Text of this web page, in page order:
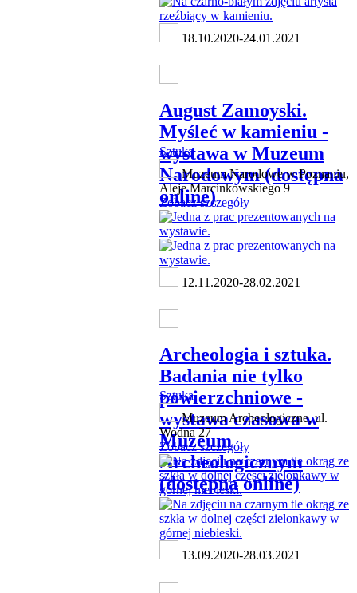
18.10.2020-24.01.2021
August Zamoyski.
Myśleć w kamieniu -
wystawa w Muzeum
Narodowym (dostępna
online)
Sztuka
Muzeum Narodowe w Poznaniu,
Aleje Marcinkowskiego 9
Zobacz szczegóły
12.11.2020-28.02.2021
Archeologia i sztuka.
Badania nie tylko
powierzchniowe -
wystawa czasowa w
Muzeum
Archeologicznym
(dostępna online)
Sztuka
Muzeum Archeologiczne, ul.
Wodna 27
Zobacz szczegóły
13.09.2020-28.03.2021